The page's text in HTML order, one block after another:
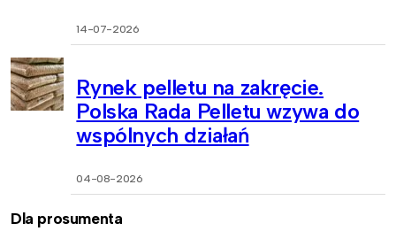
14-07-2026
Rynek pelletu na zakręcie.
Polska Rada Pelletu wzywa do
wspólnych działań
04-08-2026
Dla prosumenta